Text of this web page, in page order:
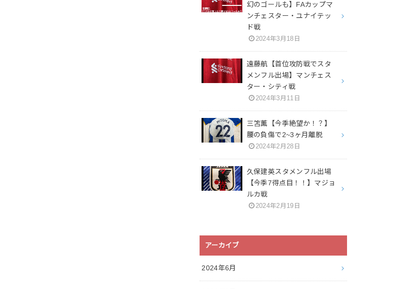
幻のゴールも】FAカップマ
ンチェスター・ユナイテッ
ド戦
2024年3月18日
遠藤航【首位攻防戦でスタ
メンフル出場】マンチェス
ター・シティ戦
2024年3月11日
三笘薫【今季絶望か！？】
腰の負傷で2~3ヶ月離脱
2024年2月28日
久保建英スタメンフル出場
【今季7得点目！！】マジョ
ルカ戦
2024年2月19日
アーカイブ
2024年6月